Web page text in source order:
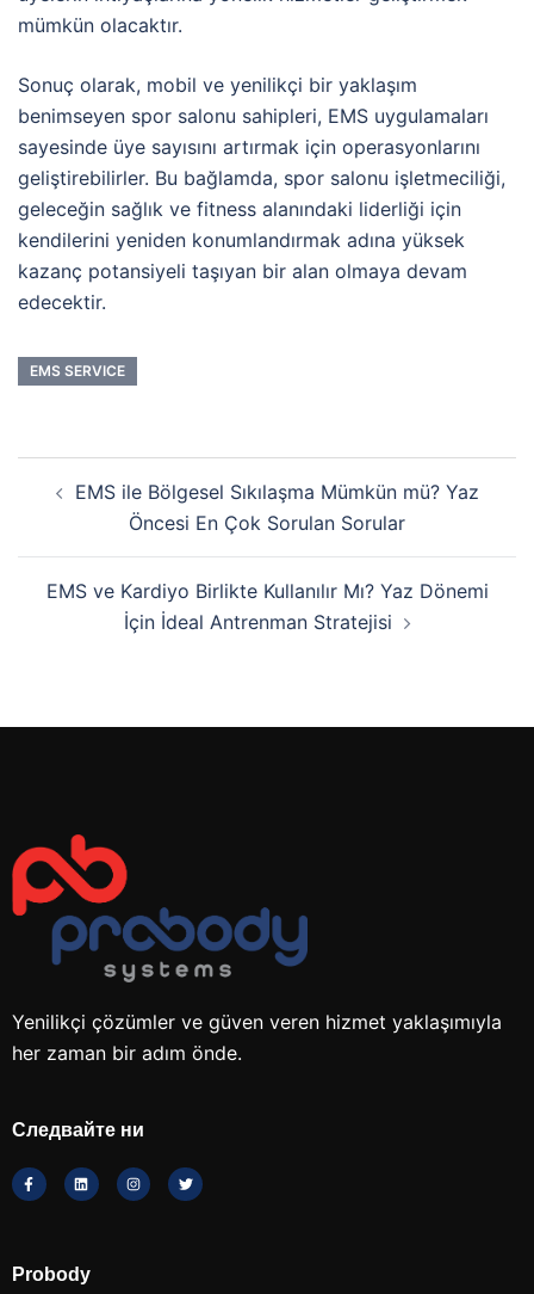
mümkün olacaktır.
Sonuç olarak, mobil ve yenilikçi bir yaklaşım
benimseyen spor salonu sahipleri, EMS uygulamaları
sayesinde üye sayısını artırmak için operasyonlarını
geliştirebilirler. Bu bağlamda, spor salonu işletmeciliği,
geleceğin sağlık ve fitness alanındaki liderliği için
kendilerini yeniden konumlandırmak adına yüksek
kazanç potansiyeli taşıyan bir alan olmaya devam
edecektir.
EMS SERVICE
EMS ile Bölgesel Sıkılaşma Mümkün mü? Yaz
Öncesi En Çok Sorulan Sorular
EMS ve Kardiyo Birlikte Kullanılır Mı? Yaz Dönemi
İçin İdeal Antrenman Stratejisi
Yenilikçi çözümler ve güven veren hizmet yaklaşımıyla
her zaman bir adım önde.
Следвайте ни
Probody